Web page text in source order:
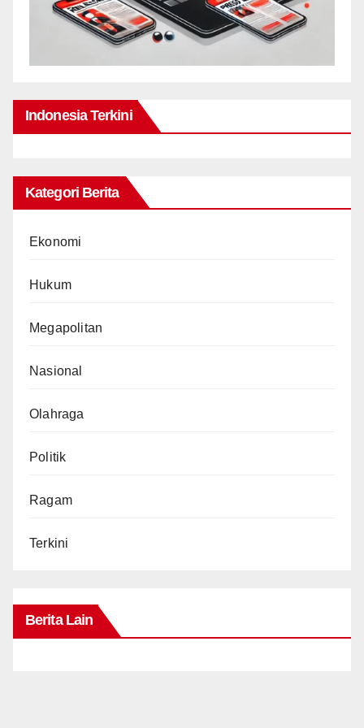
Indonesia Terkini
Kategori Berita
Ekonomi
Hukum
Megapolitan
Nasional
Olahraga
Politik
Ragam
Terkini
Berita Lain